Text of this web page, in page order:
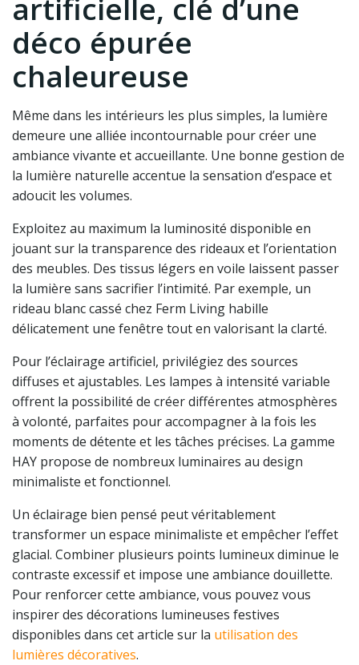
artificielle, clé d’une
déco épurée
chaleureuse
Même dans les intérieurs les plus simples, la lumière
demeure une alliée incontournable pour créer une
ambiance vivante et accueillante. Une bonne gestion de
la lumière naturelle accentue la sensation d’espace et
adoucit les volumes.
Exploitez au maximum la luminosité disponible en
jouant sur la transparence des rideaux et l’orientation
des meubles. Des tissus légers en voile laissent passer
la lumière sans sacrifier l’intimité. Par exemple, un
rideau blanc cassé chez Ferm Living habille
délicatement une fenêtre tout en valorisant la clarté.
Pour l’éclairage artificiel, privilégiez des sources
diffuses et ajustables. Les lampes à intensité variable
offrent la possibilité de créer différentes atmosphères
à volonté, parfaites pour accompagner à la fois les
moments de détente et les tâches précises. La gamme
HAY propose de nombreux luminaires au design
minimaliste et fonctionnel.
Un éclairage bien pensé peut véritablement
transformer un espace minimaliste et empêcher l’effet
glacial. Combiner plusieurs points lumineux diminue le
contraste excessif et impose une ambiance douillette.
Pour renforcer cette ambiance, vous pouvez vous
inspirer des décorations lumineuses festives
disponibles dans cet article sur la utilisation des
lumières décoratives.